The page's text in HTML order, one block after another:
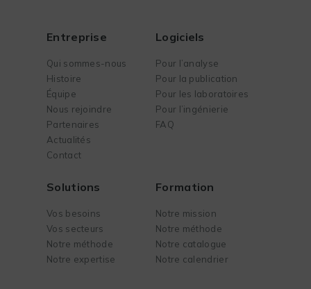
Entreprise
Qui sommes-nous
Histoire
Équipe
Nous rejoindre
Partenaires
Actualités
Contact
Logiciels
Pour l’analyse
Pour la publication
Pour les laboratoires
Pour l’ingénierie
FAQ
Solutions
Vos besoins
Vos secteurs
Notre méthode
Notre expertise
Formation
Notre mission
Notre méthode
Notre catalogue
Notre calendrier